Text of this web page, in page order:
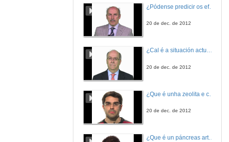
11 de dec. de 2009
11 de dec. de 2009
11 de dec. de 2009
¿Pódense predicir os efectos polo achegamento á Terra dos asteroides?
20 de dec. de 2012
¿Cal é a situación actual do consumo cinematográfico?
20 de dec. de 2012
20 de dec. de 2012
¿Que é un páncreas artificial?